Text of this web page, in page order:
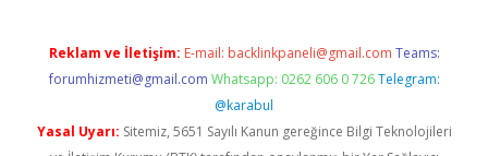
Reklam ve İletişim: E-mail: backlinkpaneli@gmail.com Teams:
forumhizmeti@gmail.com Whatsapp: 0262 606 0 726 Telegram:
@karabul
Yasal Uyarı: Sitemiz, 5651 Sayılı Kanun gereğince Bilgi Teknolojileri